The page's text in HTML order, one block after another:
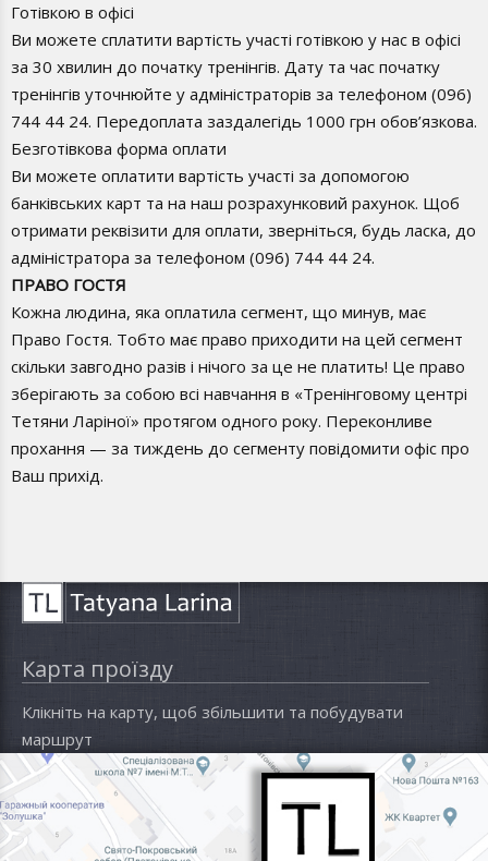
Готівкою в офісі
Ви можете сплатити вартість участі готівкою у нас в офісі
за 30 хвилин до початку тренінгів. Дату та час початку
тренінгів уточнюйте у адміністраторів за телефоном (096)
744 44 24. Передоплата заздалегідь 1000 грн обов’язкова.
Безготівкова форма оплати
Ви можете оплатити вартість участі за допомогою
банківських карт та на наш розрахунковий рахунок. Щоб
отримати реквізити для оплати, зверніться, будь ласка, до
адміністратора за телефоном (096) 744 44 24.
ПРАВО ГОСТЯ
Кожна людина, яка оплатила сегмент, що минув, має
Право Гостя. Тобто має право приходити на цей сегмент
скільки завгодно разів і нічого за це не платить! Це право
зберігають за собою всі навчання в «Тренінговому центрі
Тетяни Ларіної» протягом одного року. Переконливе
прохання — за тиждень до сегменту повідомити офіс про
Ваш прихід.
Карта проїзду
Клікніть на карту, щоб збільшити та побудувати
маршрут